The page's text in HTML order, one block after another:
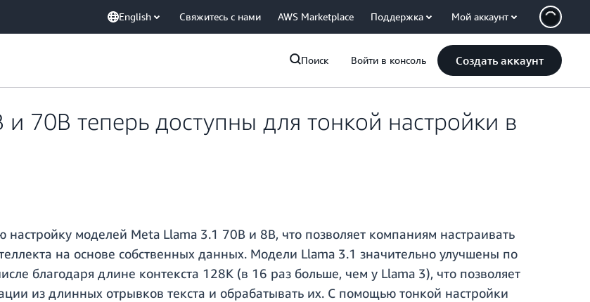
English Свяжитесь с нами AWS Marketplace Поддержка Мой аккаунт
Поиск Войти в консоль Создать аккаунт
70B теперь доступны для тонкой настройки в
моделей Meta Llama 3.1 70B и 8B, что позволяет компаниям настраивать
на основе собственных данных. Модели Llama 3.1 значительно улучшены по
благодаря длине контекста 128K (в 16 раз больше, чем у Llama 3), что позволяет
из длинных отрывков текста и обрабатывать их. С помощью тонкой настройки